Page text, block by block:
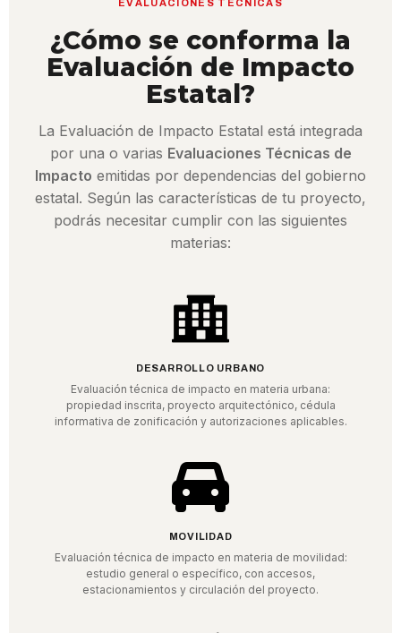
EVALUACIONES TÉCNICAS
¿Cómo se conforma la
Evaluación de Impacto
Estatal?
La Evaluación de Impacto Estatal está integrada
por una o varias Evaluaciones Técnicas de
Impacto emitidas por dependencias del gobierno
estatal. Según las características de tu proyecto,
podrás necesitar cumplir con las siguientes
materias:
DESARROLLO URBANO
Evaluación técnica de impacto en materia urbana:
propiedad inscrita, proyecto arquitectónico, cédula
informativa de zonificación y autorizaciones aplicables.
MOVILIDAD
Evaluación técnica de impacto en materia de movilidad:
estudio general o específico, con accesos,
estacionamientos y circulación del proyecto.